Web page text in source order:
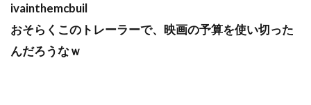
ivainthemcbuil
おそらくこのトレーラーで、映画の予算を使い切った
んだろうなｗ